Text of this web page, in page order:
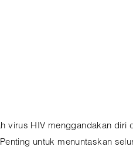
virus HIV menggandakan diri
untuk menuntaskan